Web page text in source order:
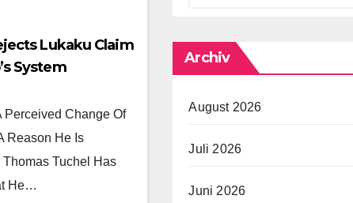
Lukaku Claim
System
Perceived Change Of
Reason He Is
Tuchel Has
He…
Archiv
August 2026
Juli 2026
Juni 2026